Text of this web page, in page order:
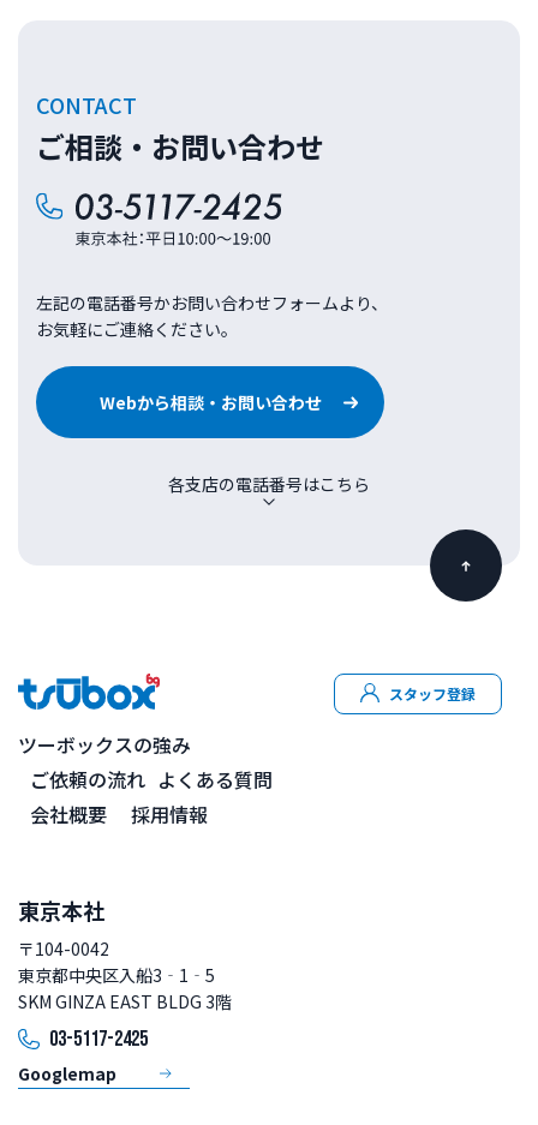
CONTACT
ご相談・お問い合わせ
左記の電話番号かお問い合わせフォームより、
お気軽にご連絡ください。
Webから相談・お問い合わせ
各支店の電話番号はこちら
ツーボックスの強み
ご依頼の流れ よくある質問
会社概要
採用情報
スタッフ登録
東京本社
〒104-0042
東京都中央区入船3‐1‐5
SKM GINZA EAST BLDG 3階
03-5117-2425
Googlemap